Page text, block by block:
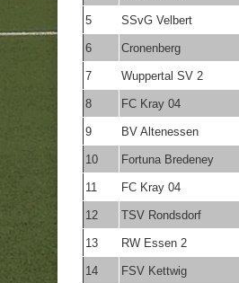
5 SSvG Velbert
6 Cronenberg
7 Wuppertal SV 2
8 FC Kray 04
9 BV Altenessen
10 Fortuna Bredeney
11 FC Kray 04
12 TSV Rondsdorf
13 RW Essen 2
14 FSV Kettwig